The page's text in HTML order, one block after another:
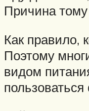
Причина тому
Как правило,
Поэтому
видом